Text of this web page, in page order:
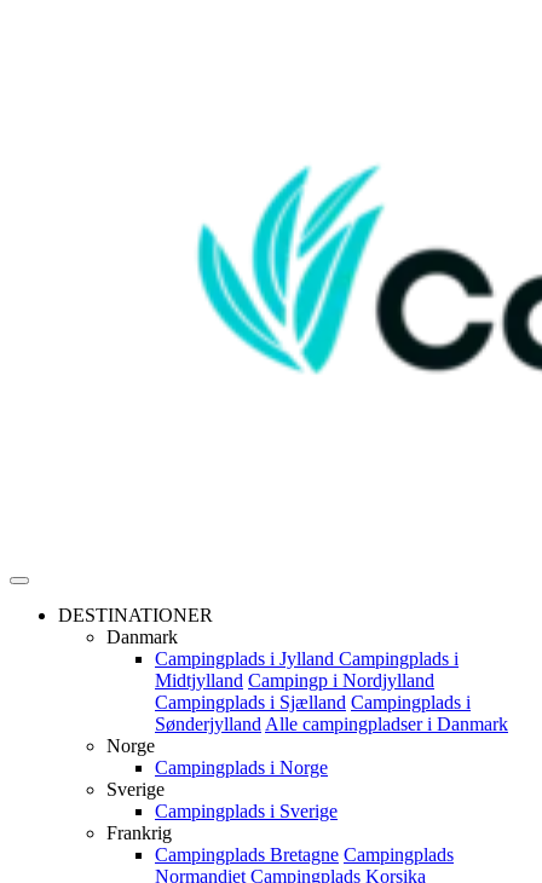
DESTINATIONER
Danmark
Campingplads i Jylland Campingplads i
Midtjylland Campingp i Nordjylland
Campingplads i Sjælland Campingplads i
Sønderjylland Alle campingpladser i Danmark
Norge
Campingplads i Norge
Sverige
Campingplads i Sverige
Frankrig
Campingplads Bretagne Campingplads
Normandiet Campingplads Korsika